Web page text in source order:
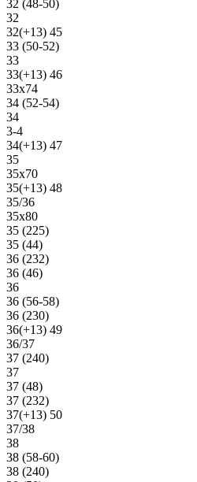
32 (48-50)
32
32(+13) 45
33 (50-52)
33
33(+13) 46
33х74
34 (52-54)
34
3-4
34(+13) 47
35
35х70
35(+13) 48
35/36
35х80
35 (225)
35 (44)
36 (232)
36 (46)
36
36 (56-58)
36 (230)
36(+13) 49
36/37
37 (240)
37
37 (48)
37 (232)
37(+13) 50
37/38
38
38 (58-60)
38 (240)